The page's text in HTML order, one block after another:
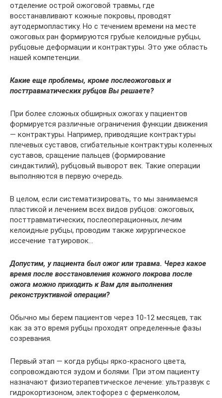
отделение острой ожоговой травмы, где
восстанавливают кожные покровы, проводят
аутодермопластику. Но с течением времени на месте
ожоговых ран формируются грубые келоидные рубцы,
рубцовые деформации и контрактуры. Это уже область
нашей компетенции.
Какие еще проблемы, кроме послеожоговых и
посттравматических рубцов Вы решаете?
При более сложных обширных ожогах у пациентов
формируется различные ограничения функции движения
— контрактуры. Например, приводящие контрактуры
плечевых суставов, сгибательные контрактуры коленных
суставов, сращение пальцев (формирование
синдактилий), рубцовый выворот век. Такие операции
выполняются в первую очередь.
В целом, если систематизировать, то мы занимаемся
пластикой и лечением всех видов рубцов: ожоговых,
посттравматических, послеоперационных, лечим
келоидные рубцы, проводим также хирургическое
иссечение татуировок…
Допустим, у пациента был ожог или травма. Через какое
время после восстановления кожного покрова после
ожога можно приходить к Вам для выполнения
реконструктивной операции?
Обычно мы берем пациентов через 10-12 месяцев, так
как за это время рубцы проходят определенные фазы
созревания.
Первый этап — когда рубцы ярко-красного цвета,
сопровождаются зудом и болями. При этом пациенту
назначают физиотерапевтическое лечение: ультразвук с
гидрокортизоном, электофорез с ферменколом,